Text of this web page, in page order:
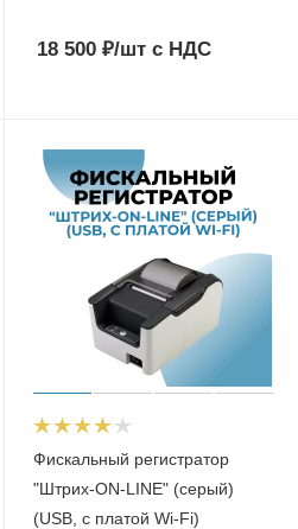
18 500₽/штс НДС
Фискальный регистратор
"Штрих-ON-LINE" (серый)
(USB, с платой Wi-Fi)